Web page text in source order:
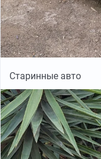
Старинные авто